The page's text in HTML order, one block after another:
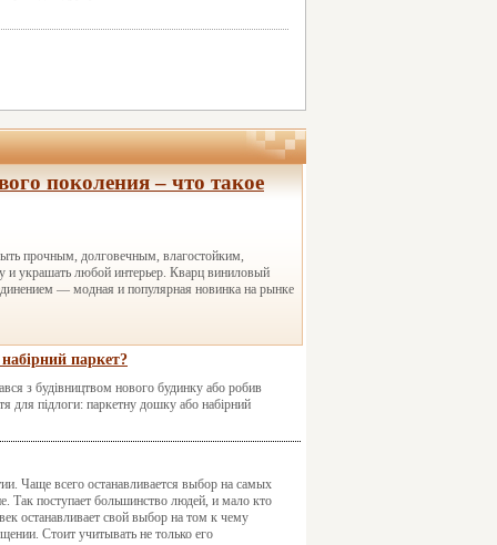
поколения – что такое
прочным, долговечным, влагостойким,
украшать любой интерьер. Кварц виниловый
— модная и популярная новинка на рынке
паркет?
з будівництвом нового будинку або робив
для підлоги: паркетну дошку або набірний
Чаще всего останавливается выбор на самых
Так поступает большинство людей, и мало кто
останавливает свой выбор на том к чему
Стоит учитывать не только его